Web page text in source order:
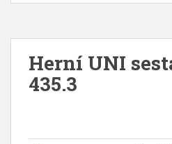
Herní UNI
435.3